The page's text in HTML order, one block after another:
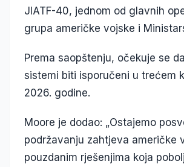
JIATF-40, jednom od glavnih
grupa američke vojske i
Prema saopštenju, očekuje se
sistemi biti isporučeni u trećem
2026. godine.
Moore je dodao: „Ostajemo
podržavanju zahtjeva američke
pouzdanim rješenjima koja